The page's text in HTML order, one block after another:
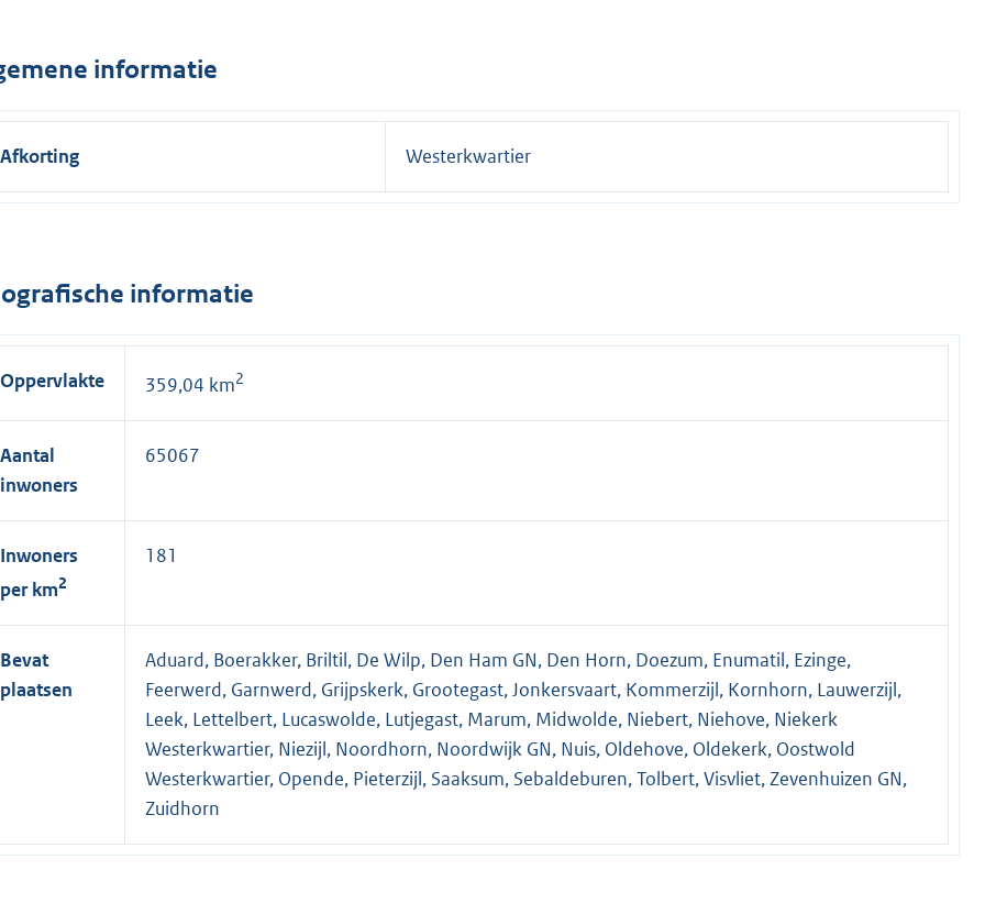
informatie
Afkorting Westerkwartier
informatie
Oppervlakte 359,04 km2
Aantal
inwoners
65067
Inwoners
per km2
181
Bevat
plaatsen
Aduard, Boerakker, Briltil, De Wilp, Den Ham GN, Den Horn, Doezum, Enumatil, Ezinge,
Feerwerd, Garnwerd, Grijpskerk, Grootegast, Jonkersvaart, Kommerzijl, Kornhorn, Lauwerzijl,
Leek, Lettelbert, Lucaswolde, Lutjegast, Marum, Midwolde, Niebert, Niehove, Niekerk
Westerkwartier, Niezijl, Noordhorn, Noordwijk GN, Nuis, Oldehove, Oldekerk, Oostwold
Westerkwartier, Opende, Pieterzijl, Saaksum, Sebaldeburen, Tolbert, Visvliet, Zevenhuizen GN,
Zuidhorn